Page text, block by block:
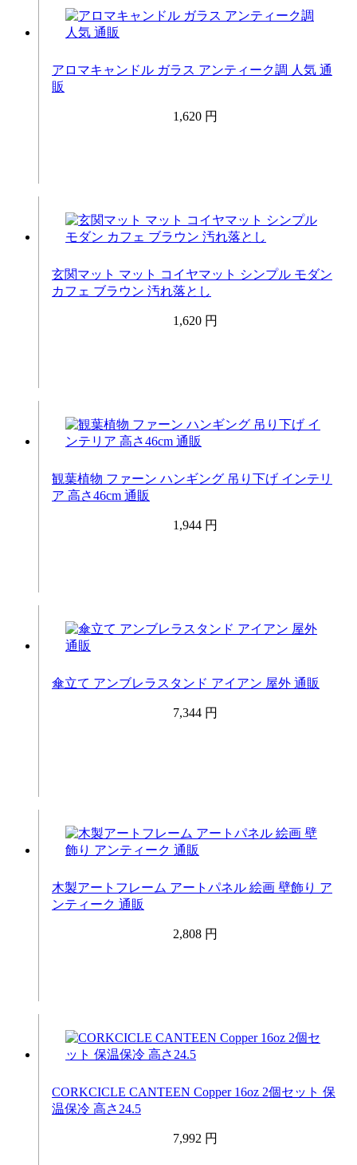
アロマキャンドル ガラス アンティーク調 人気 通
販
1,620 円
玄関マット マット コイヤマット シンプル モダン
カフェ ブラウン 汚れ落とし
1,620 円
観葉植物 ファーン ハンギング 吊り下げ インテリ
ア 高さ46cm 通販
1,944 円
傘立て アンブレラスタンド アイアン 屋外 通販
7,344 円
木製アートフレーム アートパネル 絵画 壁飾り ア
ンティーク 通販
2,808 円
CORKCICLE CANTEEN Copper 16oz 2個セット 保
温保冷 高さ24.5
7,992 円